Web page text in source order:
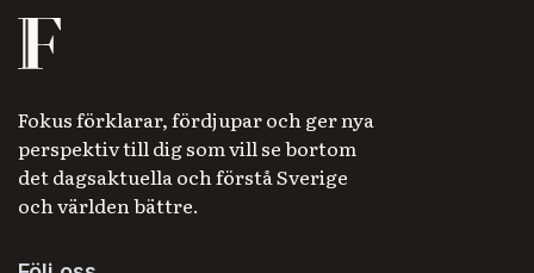
Fokus förklarar, fördjupar och ger nya
perspektiv till dig som vill se bortom
det dagsaktuella och förstå Sverige
och världen bättre.